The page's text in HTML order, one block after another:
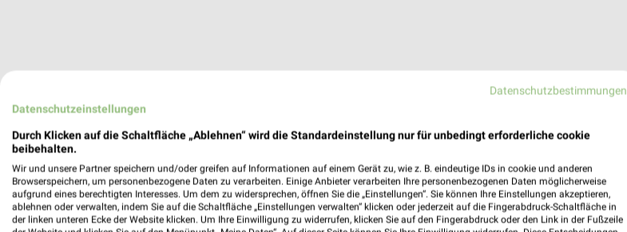
Datenschutzbestimmungen
Datenschutzeinstellungen
Durch Klicken auf die Schaltfläche „Ablehnen“ wird die Standardeinstellung nur für unbedingt erforderliche cookie
beibehalten.
Wir und unsere Partner speichern und/oder greifen auf Informationen auf einem Gerät zu, wie z. B. eindeutige IDs in cookie und anderen
Browserspeichern, um personenbezogene Daten zu verarbeiten. Einige Anbieter verarbeiten Ihre personenbezogenen Daten möglicherweise
aufgrund eines berechtigten Interesses. Um dem zu widersprechen, öffnen Sie die „Einstellungen“. Sie können Ihre Einstellungen akzeptieren,
ablehnen oder verwalten, indem Sie auf die Schaltfläche „Einstellungen verwalten“ klicken oder jederzeit auf die Fingerabdruck-Schaltfläche in
der linken unteren Ecke der Website klicken. Um Ihre Einwilligung zu widerrufen, klicken Sie auf den Fingerabdruck oder den Link in der Fußzeile